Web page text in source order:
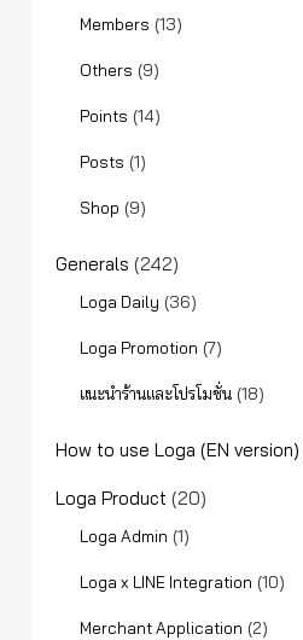
Members (13)
Others (9)
Points (14)
Posts (1)
Shop (9)
Generals (242)
Loga Daily (36)
Loga Promotion (7)
แนะนำร้านและโปรโมชั่น (18)
How to use Loga (EN version)
Loga Product (20)
Loga Admin (1)
Loga x LINE Integration (10)
Merchant Application (2)